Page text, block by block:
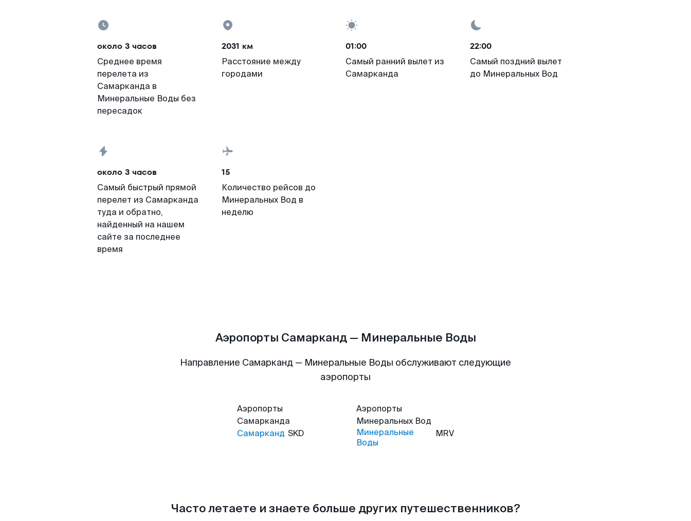
около 3 часов
Среднее время
перелета из
Самарканда в
Минеральные Воды без
пересадок
2031 км
Расстояние между
городами
01:00
Самый ранний вылет из
Самарканда
22:00
Самый поздний вылет
до Минеральных Вод
около 3 часов
Самый быстрый прямой
перелет из Самарканда
туда и обратно,
найденный на нашем
сайте за последнее
время
15
Количество рейсов до
Минеральных Вод в
неделю
Аэропорты Самарканд — Минеральные Воды
Направление Самарканд — Минеральные Воды обслуживают следующие
аэропорты
Аэропорты
Самарканда
Самарканд SKD
Аэропорты
Минеральных Вод
Минеральные
Воды
MRV
Часто летаете и знаете больше других путешественников?